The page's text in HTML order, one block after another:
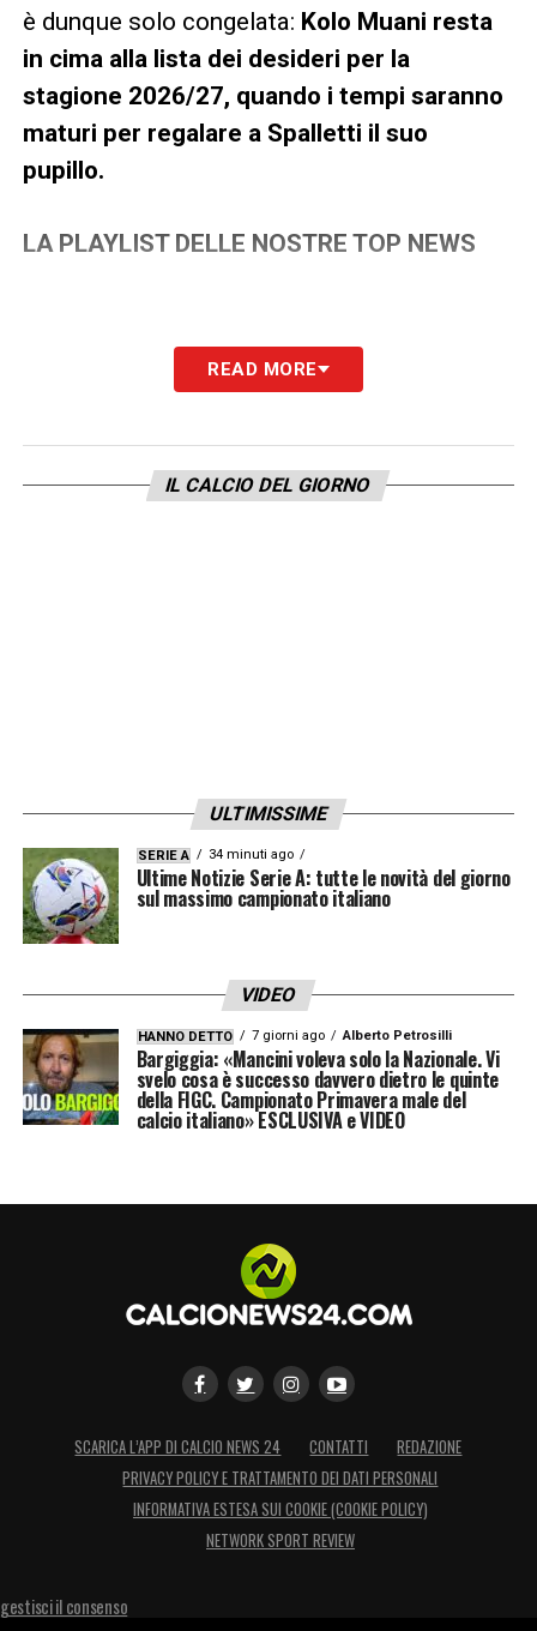
è dunque solo congelata: Kolo Muani resta
in cima alla lista dei desideri per la
stagione 2026/27, quando i tempi saranno
maturi per regalare a Spalletti il suo
pupillo.
LA PLAYLIST DELLE NOSTRE TOP NEWS
READ MORE
IL CALCIO DEL GIORNO
ULTIMISSIME
SERIE A 34 minuti ago
Ultime Notizie Serie A: tutte le novità del giorno
sul massimo campionato italiano
VIDEO
HANNO DETTO 7 giorni ago Alberto Petrosilli
Bargiggia: «Mancini voleva solo la Nazionale. Vi
svelo cosa è successo davvero dietro le quinte
della FIGC. Campionato Primavera male del
calcio italiano» ESCLUSIVA e VIDEO
SCARICA L’APP DI CALCIO NEWS 24 CONTATTI
REDAZIONE
PRIVACY POLICY E TRATTAMENTO DEI DATI PERSONALI
INFORMATIVA ESTESA SUI COOKIE (COOKIE POLICY)
NETWORK SPORT REVIEW
gestisci il consenso